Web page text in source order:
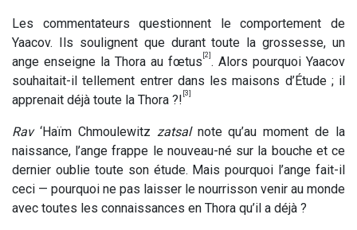
Les commentateurs questionnent le comportement de
Yaacov. Ils soulignent que durant toute la grossesse, un
ange enseigne la Thora au fœtus [2] . Alors pourquoi Yaacov
souhaitait-il tellement entrer dans les maisons d’Étude ; il
apprenait déjà toute la Thora ?! [3]
Rav‘Haïm Chmoulewitz zatsalnote qu’au moment de la
naissance, l’ange frappe le nouveau-né sur la bouche et ce
dernier oublie toute son étude. Mais pourquoi l’ange fait-il
ceci — pourquoi ne pas laisser le nourrisson venir au monde
avec toutes les connaissances en Thora qu’il a déjà ?